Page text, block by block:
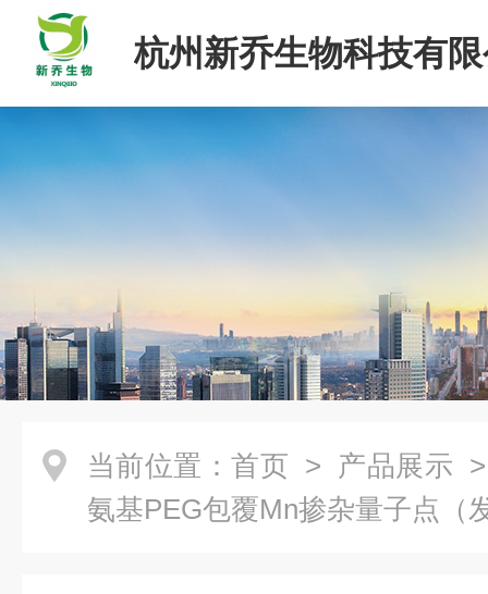
杭州新乔生物科技有
当前位置： 首页 > 产品展示
氨基PEG包覆Mn掺杂量子点（